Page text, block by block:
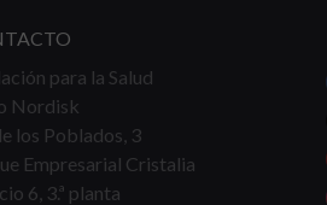
para la Salud
Nordisk
los Poblados, 3
Empresarial Cristalia
6, 3.ª planta